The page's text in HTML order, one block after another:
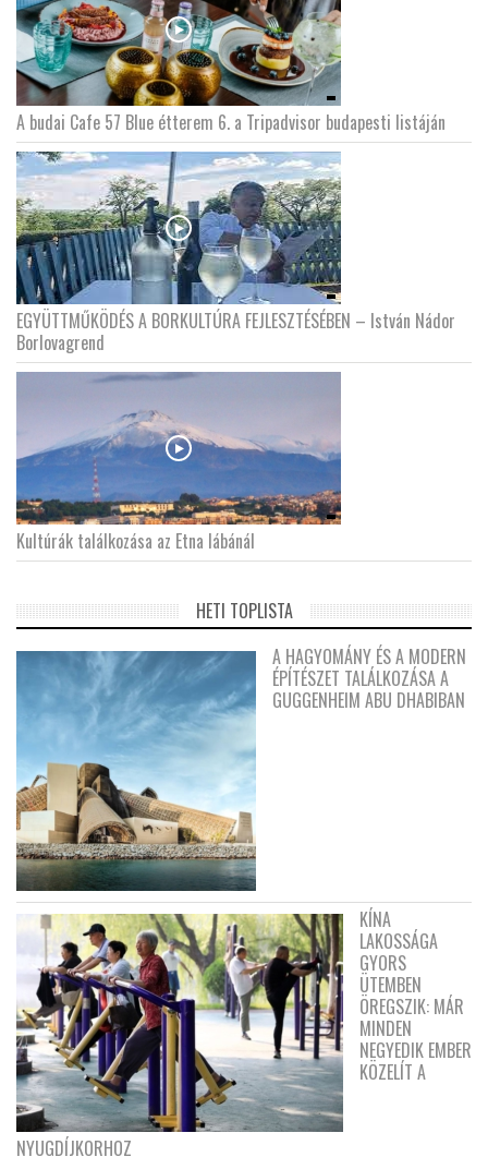
A budai Cafe 57 Blue étterem 6. a Tripadvisor budapesti listáján
EGYÜTTMŰKÖDÉS A BORKULTÚRA FEJLESZTÉSÉBEN – István Nádor
Borlovagrend
Kultúrák találkozása az Etna lábánál
HETI TOPLISTA
A HAGYOMÁNY ÉS A MODERN
ÉPÍTÉSZET TALÁLKOZÁSA A
GUGGENHEIM ABU DHABIBAN
KÍNA
LAKOSSÁGA
GYORS
ÜTEMBEN
ÖREGSZIK: MÁR
MINDEN
NEGYEDIK EMBER
KÖZELÍT A
NYUGDÍJKORHOZ